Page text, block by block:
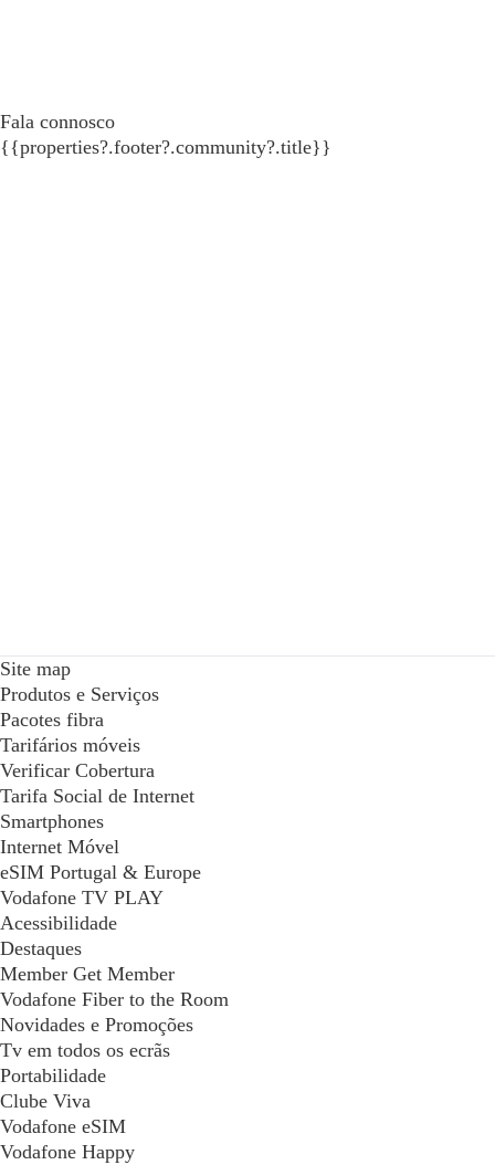
Fala connosco
{{properties?.footer?.community?.title}}
Site map
Produtos e Serviços
Pacotes fibra
Tarifários móveis
Verificar Cobertura
Tarifa Social de Internet
Smartphones
Internet Móvel
eSIM Portugal & Europe
Vodafone TV PLAY
Acessibilidade
Destaques
Member Get Member
Vodafone Fiber to the Room
Novidades e Promoções
Tv em todos os ecrãs
Portabilidade
Clube Viva
Vodafone eSIM
Vodafone Happy